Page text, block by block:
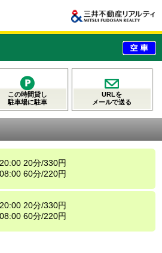
この時間貸し
駐車場に駐車
URLを
メールで送る
20分/330円
60分/220円
20分/330円
60分/220円